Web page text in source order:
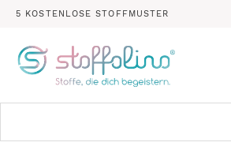
5 KOSTENLOSE STOFFMUSTER